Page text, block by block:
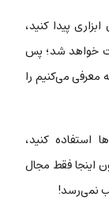
پیدا کنید،
خواهد شد؛ پس
نیاز، یکی از ۹ ابزاری که معرفی می‌کنیم را
استفاده کنید،
اینجا فقط مجال
نمی‌رسد!